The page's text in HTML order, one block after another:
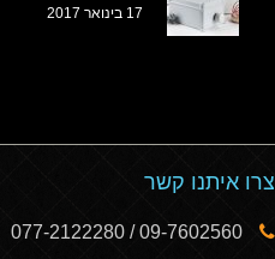
17 בינואר 2017
צרו איתנו קשר